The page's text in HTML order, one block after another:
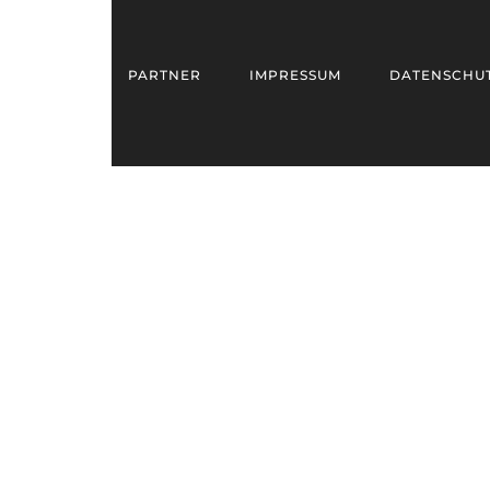
PARTNER IMPRESSUM